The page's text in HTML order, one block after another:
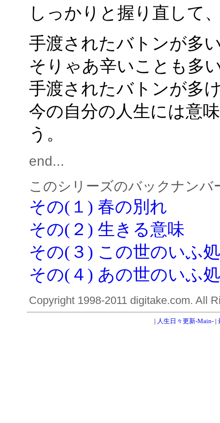
しっかりと握り直して
手渡されたバトンが多
そりゃあ辛いことも多
手渡されたバトンが多
今の自分の人生には意
う。
end...
このシリーズのバックナンバ
その(１) 春の別れ
その(２) 生きる意味
その(３) この世のいふ処
その(４) あの世のいふ処
Copyright 1998-2011 digitake.com. All
| 人生日々更新-Main-|